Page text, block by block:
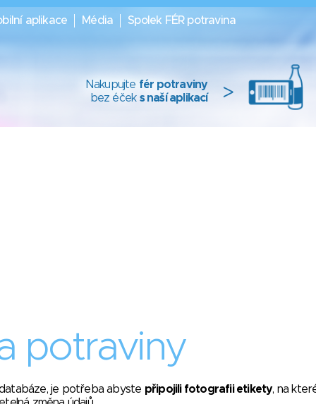
aplikace Média Spolek FÉR potravina
Nakupujte fér potraviny
bez éček s naší aplikací >
potraviny
je potřeba abyste připojili fotografii etikety, na